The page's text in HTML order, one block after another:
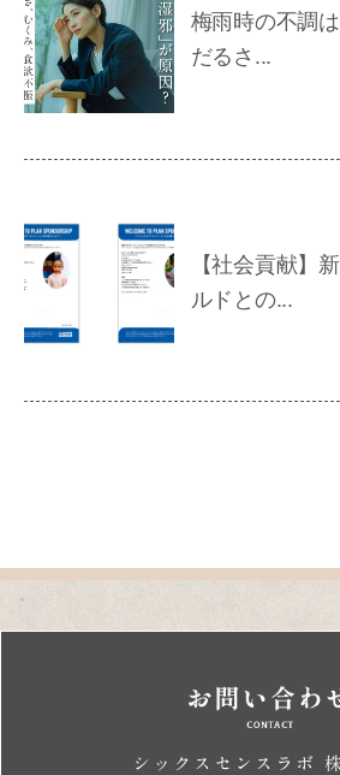
梅雨時の不調
だるさ...
【社会貢献】
ルドとの...
シックスセンスラボ